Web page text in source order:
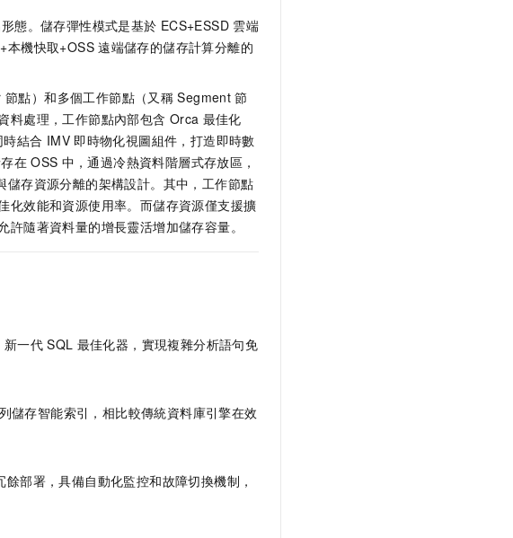
態。儲存彈性模式是基於 ECS+ESSD 雲端
本機快取+OSS 遠端儲存的儲存計算分離的
節點）和多個工作節點（又稱 Segment 節
料處理，工作節點內部包含 Orca 最佳化
結合 IMV 即時物化視圖組件，打造即時數
在 OSS 中，通過冷熱資料階層式存放區，
儲存資源分離的架構設計。其中，工作節點
化效能和資源使用率。而儲存資源僅支援擴
隨著資料量的增長靈活增加儲存容量。
新一代 SQL 最佳化器，實現複雜分析語句免
儲存智能索引，相比較傳統資料庫引擎在效
部署，具備自動化監控和故障切換機制，